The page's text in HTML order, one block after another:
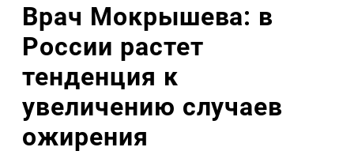
Врач Мокрышева: в
России растет
тенденция к
увеличению случаев
ожирения